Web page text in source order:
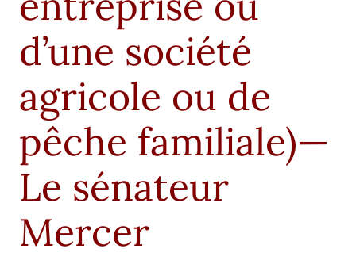
d’une société
agricole ou de
pêche familiale)—
Le sénateur
Mercer